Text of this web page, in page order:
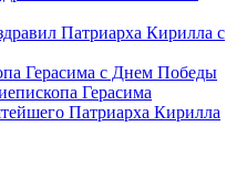
Патриарха Кирилла с
Герасима с Днем Победы
Герасима
Патриарха Кирилла